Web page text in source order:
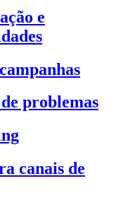
e
problemas
canais de